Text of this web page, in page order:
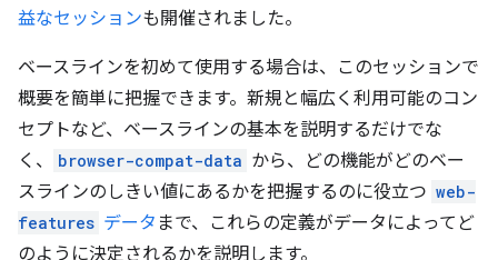
益なセッションも開催されました。
ベースラインを初めて使用する場合は、このセッションで
概要を簡単に把握できます。新規と幅広く利用可能のコン
セプトなど、ベースラインの基本を説明するだけでな
く、
browser-compat-data から、どの機能がどのベー
スラインのしきい値にあるかを把握するのに役立つ web-
features データ まで、これらの定義がデータによってど
のように決定されるかを説明します。